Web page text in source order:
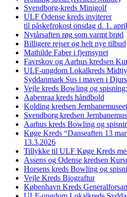
Svendborg-kreds Minigolf
ULF Odense kreds inviterer
til påskefrokost onsdag d. 1. april
Nytårsaften røg som varmt brød
Billigere rejser og helt nye tilbud
Mathilde Faber i fjernsynet
Favrskov og Aarhus kredsen
ULF-ungdom Lokalkreds
Syddanmark Sus i maven i
Vejle kreds Bowling og spisning:
Aabenraa kreds håndbold
Kolding kredsen Jernbanemuseet
Svendborg kredsen
Aarhus kreds Bowling og
Køge Kreds “Danseaften 13
13.3.2026
Tillykke til ULF Køge Kreds
Assens og Odense kredsen
Horsens kreds Bowling og
Vejle Kreds Biograftur
København Kreds